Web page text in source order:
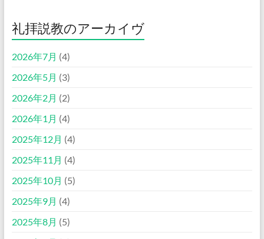
礼拝説教のアーカイヴ
2026年7月 (4)
2026年5月 (3)
2026年2月 (2)
2026年1月 (4)
2025年12月 (4)
2025年11月 (4)
2025年10月 (5)
2025年9月 (4)
2025年8月 (5)